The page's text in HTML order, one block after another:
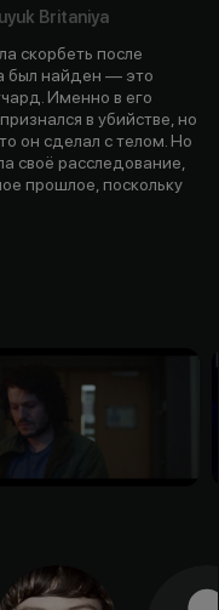
Britaniya
скорбеть после
был найден — это
Именно в его
в убийстве, но
он сделал с телом. Но
своё расследование,
прошлое, поскольку